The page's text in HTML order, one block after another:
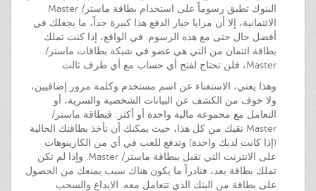
البنوك تطبق رسوماً على استخدام بطاقة ماستر/ Master
الائتمانية، إلا أن مزايا خيار الدفع هذا كبيرة جداً، ما يجعلك في
أفضل حال حتى مع هذه الرسوم. في الواقع، إذا كنت تملك
بطاقة ائتمان من التي هي عضو في شبكة بطاقات ماستر/
Master، فلن تحتاج لفتح أي حساب مع أي طرف ثالث.
وهذا يعني، الاستغناء عن اسم مستخدم وكلمة مرور إضافيين،
ولا خوف من الكشف عن البيانات الشخصية والسرية، أو
التعامل مع مجموعة مالية واحدة أو أكثر: فبطاقة ماستر/
Master تقيك من كل هذا، حيث يمكنك أن تأخذ بطاقتك الحالية
(إذا كانت لديك واحدة) وتدفع للعب في أي من الكازينوهات
على الانترنت التي تقبل ببطاقة ماستر/ Master. وإذا لم تكن
تملك بطاقة بعد، فنادراً ما يكون هناك سبب يمنعك من الحصول
على بطاقة من البنك الذي تتعامل معه. الايداع والسحب